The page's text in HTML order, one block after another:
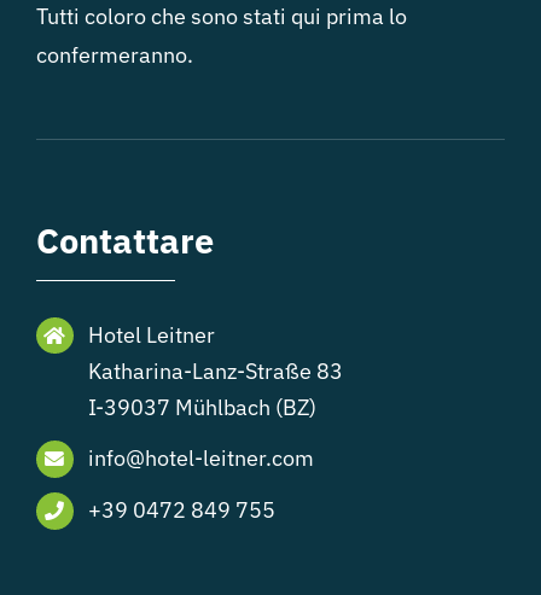
Tutti coloro che sono stati qui prima lo
confermeranno.
Contattare
Hotel Leitner
Katharina-Lanz-Straße 83
I-39037 Mühlbach (BZ)
info@hotel-leitner.com
+39 0472 849 755